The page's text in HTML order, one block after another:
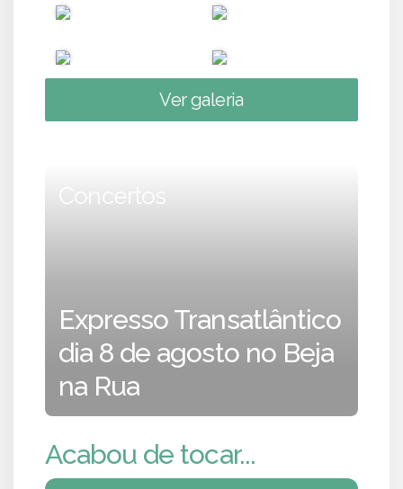
Ver galeria
Concertos
Expresso Transatlântico
dia 8 de agosto no Beja
na Rua
Acabou de tocar...